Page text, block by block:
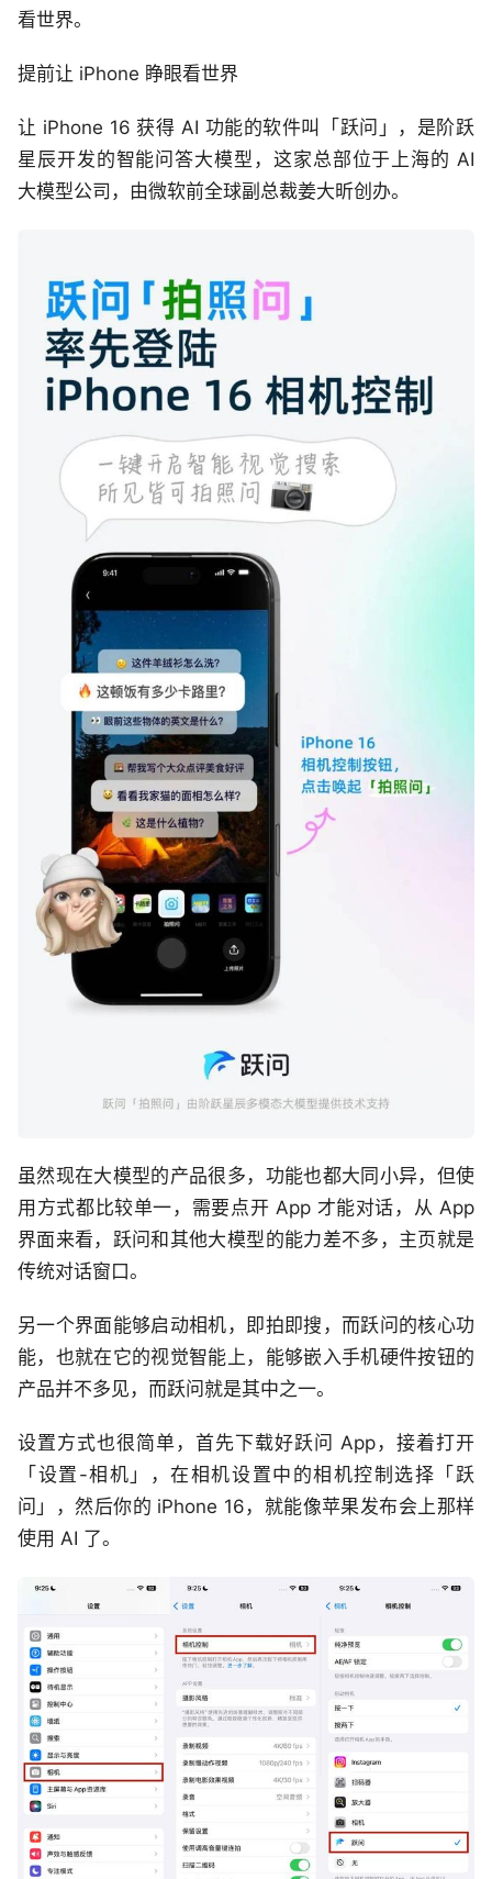
看世界。
提前让 iPhone 睁眼看世界
让 iPhone 16 获得 AI 功能的软件叫「跃问」，是阶跃
星辰开发的智能问答大模型，这家总部位于上海的 AI
大模型公司，由微软前全球副总裁姜大昕创办。
虽然现在大模型的产品很多，功能也都大同小异，但使
用方式都比较单一，需要点开 App 才能对话，从 App
界面来看，跃问和其他大模型的能力差不多，主页就是
传统对话窗口。
另一个界面能够启动相机，即拍即搜，而跃问的核心功
能，也就在它的视觉智能上，能够嵌入手机硬件按钮的
产品并不多见，而跃问就是其中之一。
设置方式也很简单，首先下载好跃问 App，接着打开
「设置-相机」，在相机设置中的相机控制选择「跃
问」，然后你的 iPhone 16，就能像苹果发布会上那样
使用 AI 了。